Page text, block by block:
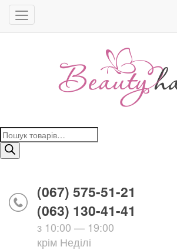
Пошук
товарів
(067) 575-51-21
(063) 130-41-41
з 10:00 — 19:00
крім Неділі